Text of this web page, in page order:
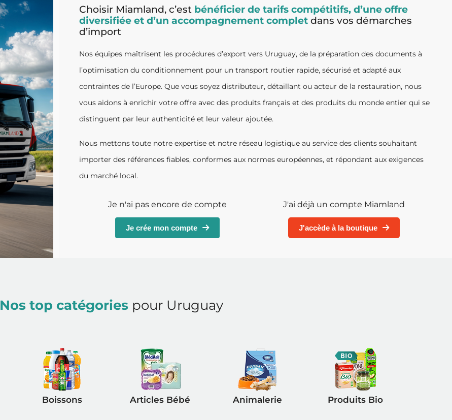
Choisir Miamland, c’est bénéficier de tarifs compétitifs, d’une offre
diversifiée et d’un accompagnement completdans vos démarches
d’import
Nos équipes maîtrisent les procédures d’export vers Uruguay, de la préparation des documents à
l’optimisation du conditionnement pour un transport routier rapide, sécurisé et adapté aux
contraintes de l’Europe. Que vous soyez distributeur, détaillant ou acteur de la restauration, nous
vous aidons à enrichir votre offre avec des produits français et des produits du monde entier qui se
distinguent par leur authenticité et leur valeur ajoutée.
Nous mettons toute notre expertise et notre réseau logistique au service des clients souhaitant
importer des références fiables, conformes aux normes européennes, et répondant aux exigences
du marché local.
Je n'ai pas encore de compte
Je crée mon compte
J'ai déjà un compte Miamland
J'accède à la boutique
Nos top catégoriespour Uruguay
Boissons Articles Bébé Animalerie Produits Bio